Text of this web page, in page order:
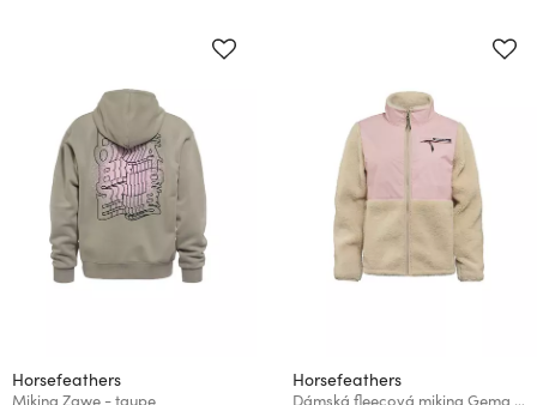
Horsefeathers
Mikina Zawe - taupe
Horsefeathers
Dámská fleecová mikina Gema - lotus